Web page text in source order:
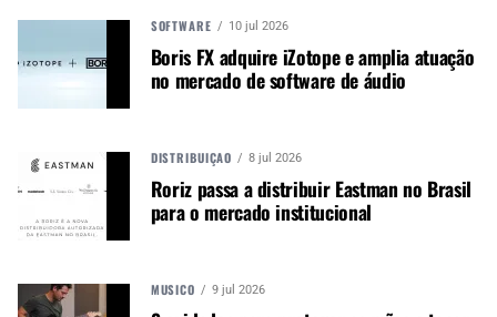
ampla variedade de produtos, marcas, tipos e
modelos diferentes, tendo como diferencial o
atendimento personalizado e sendo um lugar
onde se proporciona verdadeira experiência para
SOFTWARE 10 jul 2026
Boris FX adquire iZotope e amplia atuação
no mercado de software de áudio
DISTRIBUIÇÃO 8 jul 2026
Roriz passa a distribuir Eastman no Brasil
para o mercado institucional
MÚSICO 9 jul 2026